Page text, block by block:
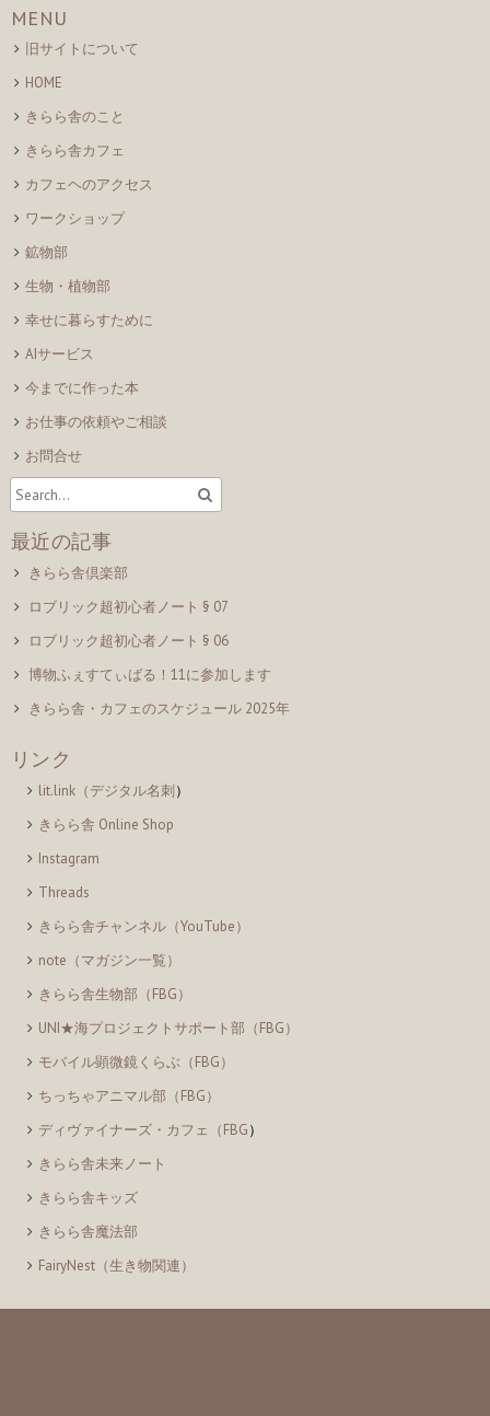
ー
シ
ョ
ン
MENU
旧サイトについて
HOME
きらら舎のこと
きらら舎カフェ
カフェヘのアクセス
ワークショップ
鉱物部
生物・植物部
幸せに暮らすために
AIサービス
今までに作った本
お仕事の依頼やご相談
お問合せ
最近の記事
きらら舎倶楽部
ロブリック超初心者ノート § 07
ロブリック超初心者ノート § 06
博物ふぇすてぃばる！11に参加します
きらら舎・カフェのスケジュール 2025年
リンク
lit.link（デジタル名刺）
きらら舎 Online Shop
Instagram
Threads
きらら舎チャンネル（YouTube）
note（マガジン一覧）
きらら舎生物部（FBG）
UNI★海プロジェクトサポート部（FBG）
モバイル顕微鏡くらぶ（FBG）
ちっちゃアニマル部（FBG）
ディヴァイナーズ・カフェ（FBG）
きらら舎未来ノート
きらら舎キッズ
きらら舎魔法部
FairyNest（生き物関連）